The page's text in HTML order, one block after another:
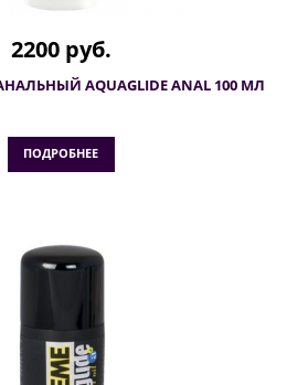
2200 руб.
AQUAGLIDE ANAL 100 МЛ
ПОДРОБНЕЕ